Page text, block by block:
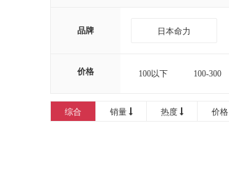
品牌 日本命力
价格 100以下 100-300
综合 销量 热度 价格